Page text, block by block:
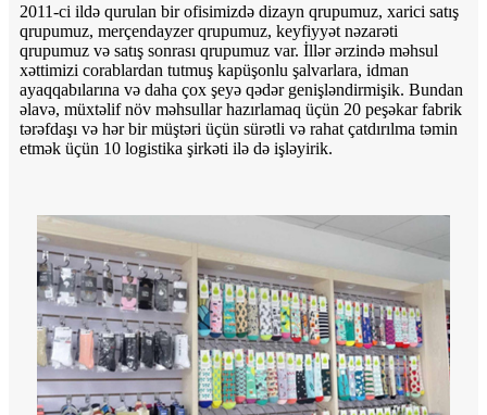
2011-ci ildə qurulan bir ofisimizdə dizayn qrupumuz, xarici satış
qrupumuz, merçendayzer qrupumuz, keyfiyyət nəzarəti
qrupumuz və satış sonrası qrupumuz var. İllər ərzində məhsul
xəttimizi corablardan tutmuş kapüşonlu şalvarlara, idman
ayaqqabılarına və daha çox şeyə qədər genişləndirmişik. Bundan
əlavə, müxtəlif növ məhsullar hazırlamaq üçün 20 peşəkar fabrik
tərəfdaşı və hər bir müştəri üçün sürətli və rahat çatdırılma təmin
etmək üçün 10 logistika şirkəti ilə də işləyirik.